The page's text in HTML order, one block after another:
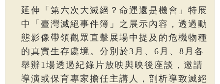
延伸「第六次大滅絕？命運還是機會」特展
中「臺灣滅絕事件簿」之展示內容，透過動
態影像帶領觀眾直擊展場中提及的危機物種
的真實生存處境。分別於3月、6月、8月各
舉辦1場透過紀錄片放映與映後座談，邀請
導演或保育專家擔任主講人，剖析導致滅絕